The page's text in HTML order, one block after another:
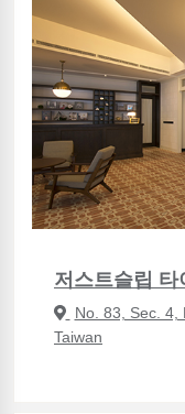
저스트슬립 타
No. 83, Sec. 4,
Taiwan